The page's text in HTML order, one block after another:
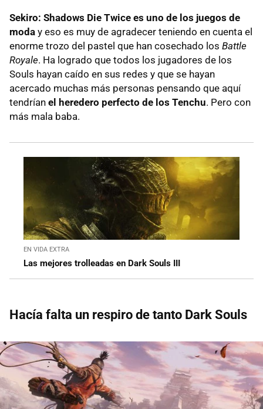
Sekiro: Shadows Die Twice es uno de los juegos de
moda y eso es muy de agradecer teniendo en cuenta el
enorme trozo del pastel que han cosechado los Battle
Royale. Ha logrado que todos los jugadores de los
Souls hayan caído en sus redes y que se hayan
acercado muchas más personas pensando que aquí
tendrían el heredero perfecto de los Tenchu. Pero con
más mala baba.
EN VIDA EXTRA
Las mejores trolleadas en Dark Souls III
Hacía falta un respiro de tanto Dark Souls